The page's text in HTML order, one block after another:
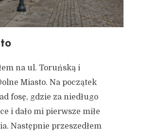
na ul. Toruńską i
Miasto. Na początek
fosę, gdzie za niedługo
i dało mi pierwsze miłe
Następnie przeszedłem